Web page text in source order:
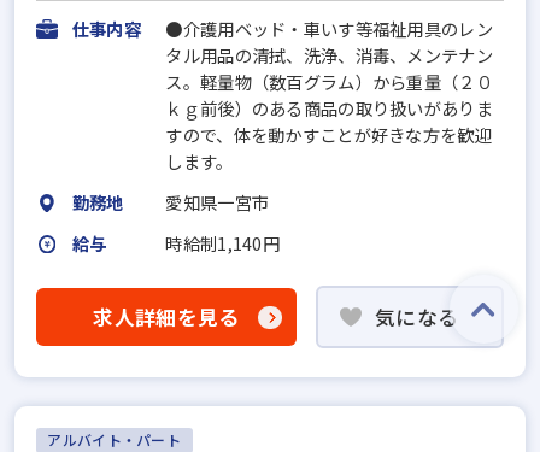
仕事内容
●介護用ベッド・車いす等福祉用具のレン
タル用品の清拭、洗浄、消毒、メンテナン
ス。軽量物（数百グラム）から重量（２０
ｋｇ前後）のある商品の取り扱いがありま
すので、体を動かすことが好きな方を歓迎
します。
勤務地
愛知県一宮市
給与
時給制1,140円
求人詳細を見る 気になる
アルバイト・パート